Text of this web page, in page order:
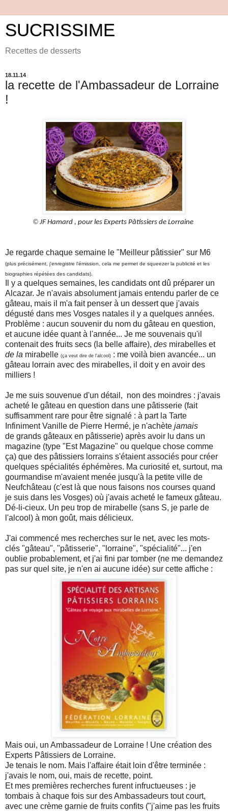
SUCRISSIME
Recettes de desserts
18.11.14
la recette de l'Ambassadeur de Lorraine
!
© JF Hamard , pour les Experts Pâtissiers de Lorraine
Je regarde chaque semaine le "Meilleur pâtissier" sur M6
(plus précisément, j'enregistre l'émission, cela me permet de squeezer la publicité et les
biographies répétées des candidats).
Il y a quelques semaines, les candidats ont dû préparer un
Alcazar. Je n'avais absolument jamais entendu parler de ce
gâteau, mais il m'a fait penser à un dessert que j'avais
dégusté dans mes Vosges natales il y a quelques années.
Problème : aucun souvenir du nom du gâteau en question,
et aucune idée quant à l'année... Je me souvenais qu'il
contenait des fruits secs (la belle affaire), des mirabelles et
de la mirabelle (ça veut dire de l'alcool) : me voilà bien avancée... un
gâteau lorrain avec des mirabelles, il doit y en avoir des
milliers !
Je me suis souvenue d'un détail, non des moindres : j'avais
acheté le gâteau en question dans une pâtisserie (fait
suffisamment rare pour être signalé : à part la Tarte
Infiniment Vanille de Pierre Hermé, je n'achète jamais
de grands gâteaux en pâtisserie) après avoir lu dans un
magazine (type "Est Magazine" ou quelque chose comme
ça) que des pâtissiers lorrains s'étaient associés pour créer
quelques spécialités éphémères. Ma curiosité et, surtout, ma
gourmandise m'avaient menée jusqu'à la petite ville de
Neufchâteau (c'est là que nous faisons nos courses quand
je suis dans les Vosges) où j'avais acheté le fameux gâteau.
Dé-li-cieux. Un peu trop de mirabelle (sans S, je parle de
l'alcool) à mon goût, mais délicieux.
J'ai commencé mes recherches sur le net, avec les mots-
clés "gâteau", "pâtisserie", "lorraine", "spécialité"... j'en
oublie probablement, et j'ai fini par tomber (ne me demandez
pas sur quel site, je n'en ai aucune idée) sur cette affiche :
Mais oui, un Ambassadeur de Lorraine ! Une création des
Experts Pâtissiers de Lorraine.
Je tenais le nom. Mais l'affaire était loin d'être terminée :
j'avais le nom, oui, mais de recette, point.
Et mes premières recherches furent infructueuses : je
tombais à chaque fois sur des Ambassadeurs tout court,
avec une crème garnie de fruits confits ("j'aime pas les fruits